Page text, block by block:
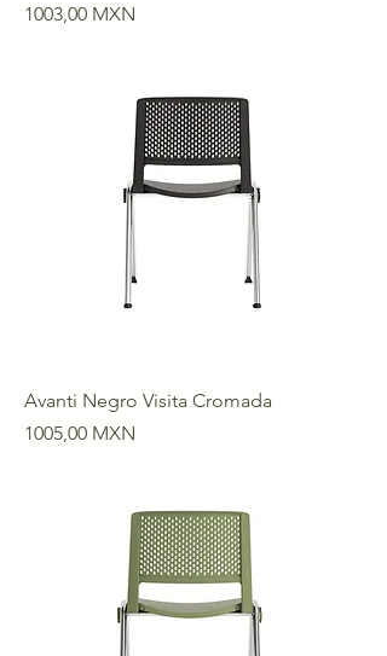
Precio
1003,00 MXN
Avanti Negro Visita Cromada
Precio
1005,00 MXN